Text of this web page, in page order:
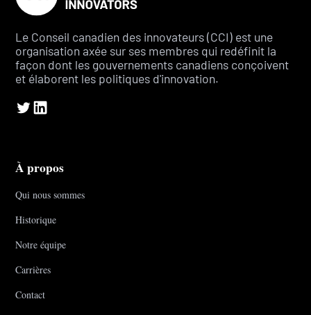
Le Conseil canadien des innovateurs (CCI) est une
organisation axée sur ses membres qui redéfinit la
façon dont les gouvernements canadiens conçoivent
et élaborent les politiques d'innovation.
À propos
Qui nous sommes
Historique
Notre équipe
Carrières
Contact